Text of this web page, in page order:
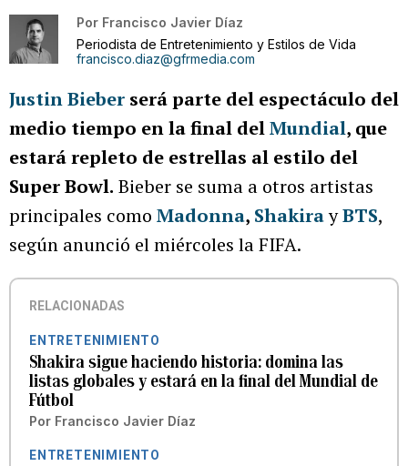
Por Francisco Javier Díaz
Periodista de Entretenimiento y Estilos de Vida
francisco.diaz@gfrmedia.com
Justin Bieber será parte del espectáculo del
medio tiempo en la final delMundial, que
estará repleto de estrellas al estilo del
Super Bowl. Bieber se suma a otros artistas
principales como Madonna, ShakirayBTS,
según anunció el miércoles la FIFA.
RELACIONADAS
ENTRETENIMIENTO
Shakira sigue haciendo historia: domina las
listas globales y estará en la final del Mundial de
Fútbol
Por Francisco Javier Díaz
ENTRETENIMIENTO